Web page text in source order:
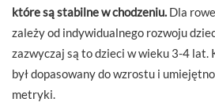
które są stabilne w chodzeniu. Dla
zależy od indywidualnego rozwoju
zazwyczaj są to dzieci w wieku 3-4 lat.
był dopasowany do wzrostu i
metryki.